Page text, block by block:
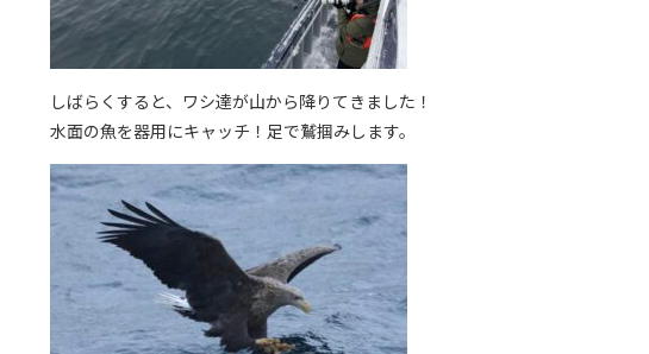
しばらくすると、ワシ達が山から降りてきました！
水面の魚を器用にキャッチ！足で鷲掴みします。